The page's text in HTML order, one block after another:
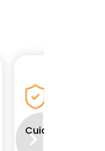
Cuida tu dinero